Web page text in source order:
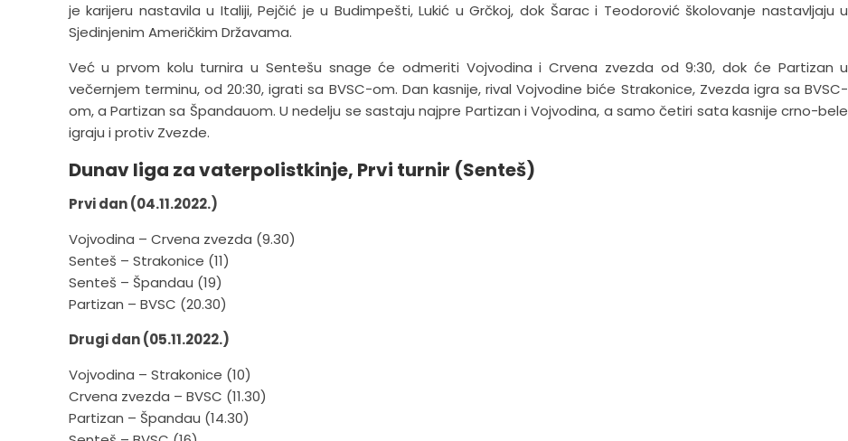
je karijeru nastavila u Italiji, Pejčić je u Budimpešti, Lukić u Grčkoj, dok Šarac i Teodorović školovanje nastavljaju u
Sjedinjenim Američkim Državama.
Već u prvom kolu turnira u Sentešu snage će odmeriti Vojvodina i Crvena zvezda od 9:30, dok će Partizan u
večernjem terminu, od 20:30, igrati sa BVSC-om. Dan kasnije, rival Vojvodine biće Strakonice, Zvezda igra sa BVSC-
om, a Partizan sa Špandauom. U nedelju se sastaju najpre Partizan i Vojvodina, a samo četiri sata kasnije crno-bele
igraju i protiv Zvezde.
Dunav liga za vaterpolistkinje, Prvi turnir (Senteš)
Prvi dan (04.11.2022.)
Vojvodina – Crvena zvezda (9.30)
Senteš – Strakonice (11)
Senteš – Špandau (19)
Partizan – BVSC (20.30)
Drugi dan (05.11.2022.)
Vojvodina – Strakonice (10)
Crvena zvezda – BVSC (11.30)
Partizan – Špandau (14.30)